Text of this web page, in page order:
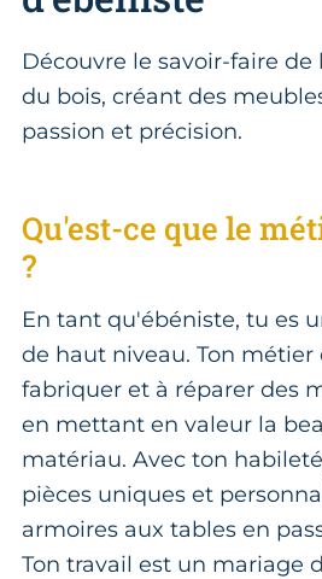
Découvre le savoir-faire
du bois, créant des
passion et précision.
Qu'est-ce que le
?
En tant qu'ébéniste, tu es
de haut niveau. Ton métier
fabriquer et à réparer des
en mettant en valeur la
matériau. Avec ton
pièces uniques et
armoires aux tables en
Ton travail est un mariage